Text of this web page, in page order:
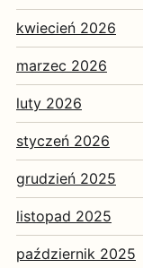
kwiecień 2026
marzec 2026
luty 2026
styczeń 2026
grudzień 2025
listopad 2025
październik 2025